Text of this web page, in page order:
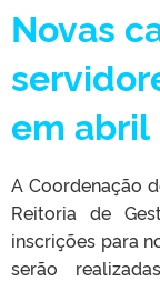
Novas
em abril
A Coordenação
Reitoria de
inscrições para
serão